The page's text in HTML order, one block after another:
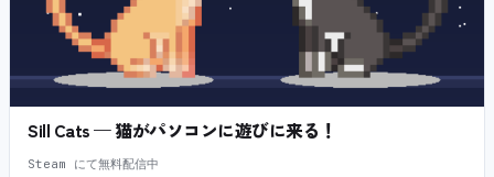
Sill Cats — 猫がパソコンに遊びに来る！
Steam にて無料配信中